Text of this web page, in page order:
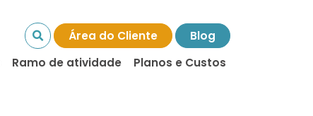
Área do Cliente
Blog
Ramo de atividade Planos e Custos